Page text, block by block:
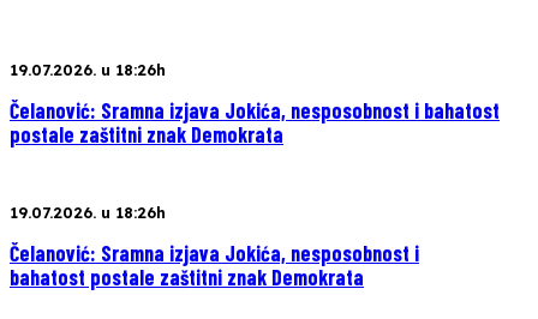
19.07.2026. u 18:26h
Čelanović: Sramna izjava Jokića, nesposobnost i bahatost
postale zaštitni znak Demokrata
19.07.2026. u 18:26h
Čelanović: Sramna izjava Jokića, nesposobnost i
bahatost postale zaštitni znak Demokrata